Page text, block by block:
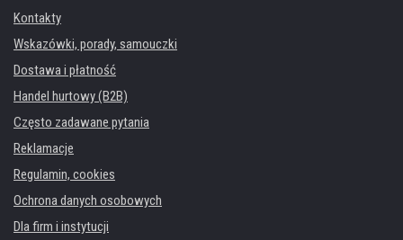
Kontakty
Wskazówki, porady, samouczki
Dostawa i płatność
Handel hurtowy (B2B)
Często zadawane pytania
Reklamacje
Regulamin, cookies
Ochrona danych osobowych
Dla firm i instytucji